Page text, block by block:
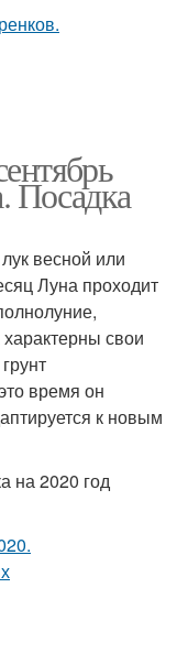
Посадка
весной или
Луна проходит
свои
время он
к новым
на 2020 год